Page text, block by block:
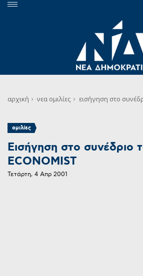
αρχική νεα ομιλίες εισήγηση στο
ομιλίες
Εισήγηση στο συνέδριο
ECONOMIST
Τετάρτη, 4 Απρ 2001